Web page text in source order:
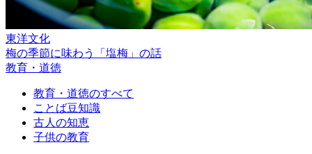
東洋文化
梅の季節に味わう「塩梅」の話
教育・道徳
教育・道徳のすべて
ことば豆知識
古人の知恵
子供の教育